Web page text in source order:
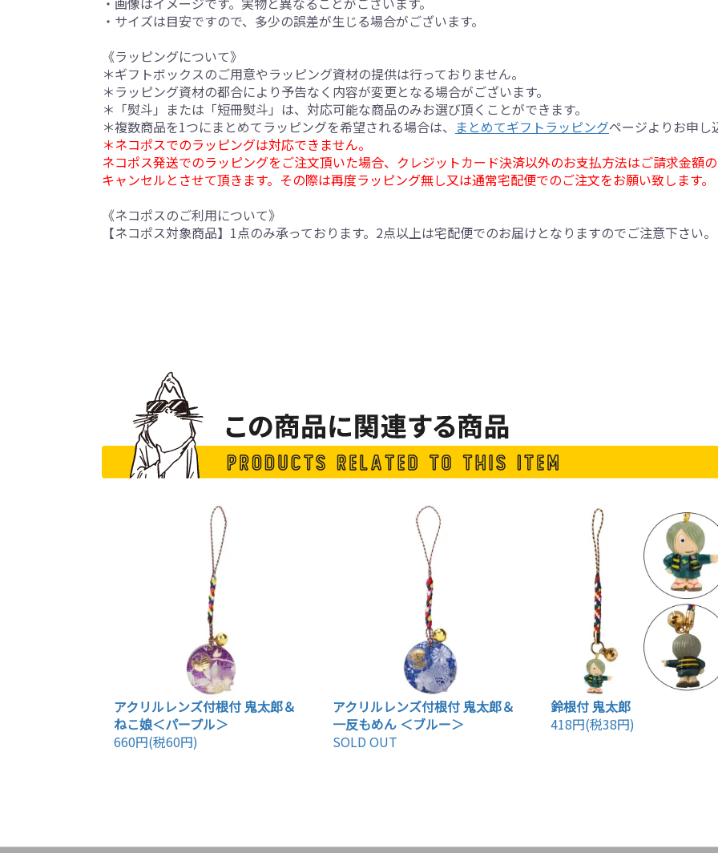
・サイズは目安ですので、多少の誤差が生じる場合がございます。
《ラッピングについて》
＊ギフトボックスのご用意やラッピング資材の提供は行っておりません。
＊ラッピング資材の都合により予告なく内容が変更となる場合がございます。
＊「熨斗」または「短冊熨斗」は、対応可能な商品のみお選び頂くことができます。
＊複数商品を1つにまとめてラッピングを希望される場合は、 まとめてギフトラッピングページよりお申し
＊ネコポスでのラッピングは対応できません。
ネコポス発送でのラッピングをご注文頂いた場合、クレジットカード決済以外のお支払方法はご請求金額
キャンセルとさせて頂きます。その際は再度ラッピング無し又は通常宅配便でのご注文をお願い致します。
《ネコポスのご利用について》
【ネコポス対象商品】1点のみ承っております。2点以上は宅配便でのお届けとなりますのでご注意下さい。
アクリルレンズ付根付 鬼太郎＆
ねこ娘＜パープル＞
660円(税60円)
アクリルレンズ付根付 鬼太郎＆
一反もめん ＜ブルー＞
SOLD OUT
鈴根付 鬼太郎
418円(税38円)